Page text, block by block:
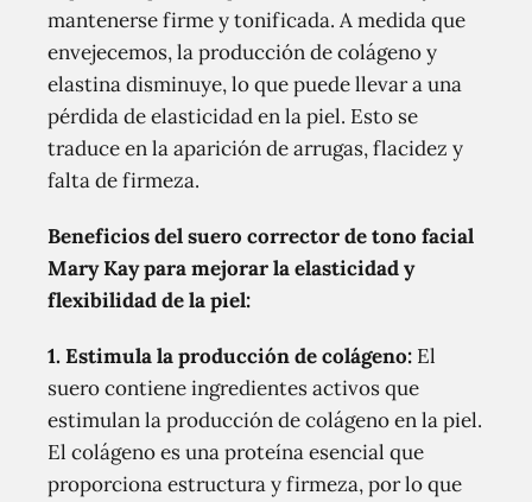
mantenerse firme y tonificada. A medida que
envejecemos, la producción de colágeno y
elastina disminuye, lo que puede llevar a una
pérdida de elasticidad en la piel. Esto se
traduce en la aparición de arrugas, flacidez y
falta de firmeza.
Beneficios del suero corrector de tono facial
Mary Kay para mejorar la elasticidad y
flexibilidad de la piel:
1. Estimula la producción de colágeno: El
suero contiene ingredientes activos que
estimulan la producción de colágeno en la piel.
El colágeno es una proteína esencial que
proporciona estructura y firmeza, por lo que